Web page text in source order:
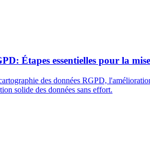
Étapes essentielles pour la
des données RGPD,
solide des données sans effort.